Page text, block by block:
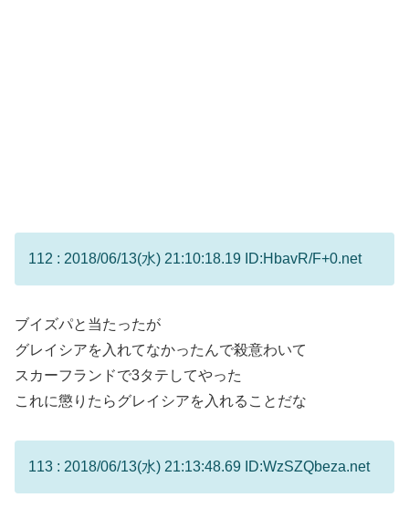
112 : 2018/06/13(水) 21:10:18.19 ID:HbavR/F+0.net
ブイズパと当たったが
グレイシアを入れてなかったんで殺意わいて
スカーフランドで3タテしてやった
これに懲りたらグレイシアを入れることだな
113 : 2018/06/13(水) 21:13:48.69 ID:WzSZQbeza.net